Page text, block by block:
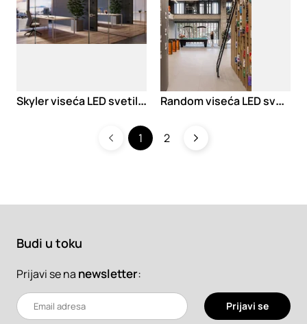
S
kyler viseća LED svetiljka R
andom viseća LED svetiljka
1 2
Budi u toku
Prijavi se na newsletter:
Prijavi se